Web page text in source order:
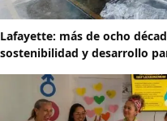
Lafayette: más de ocho
sostenibilidad y desarrollo